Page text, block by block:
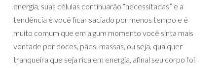
energia, suas células continuarão “necessitadas” e a
tendência é você ficar saciado por menos tempo e é
muito comum que em algum momento você sinta mais
vontade por doces, pães, massas, ou seja, qualquer
tranqueira que seja rica em energia, afinal seu corpo foi